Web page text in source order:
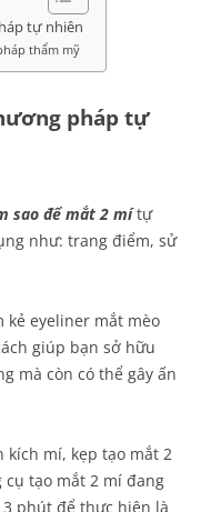
tự nhiên
thẩm mỹ
pháp tự
sao để mắt 2 mítự
như: trang điểm, sử
kẻ eyeliner mắt mèo
giúp bạn sở hữu
mà còn có thể gây ấn
kích mí, kẹp tạo mắt 2
tạo mắt 2 mí đang
phút để thực hiện là